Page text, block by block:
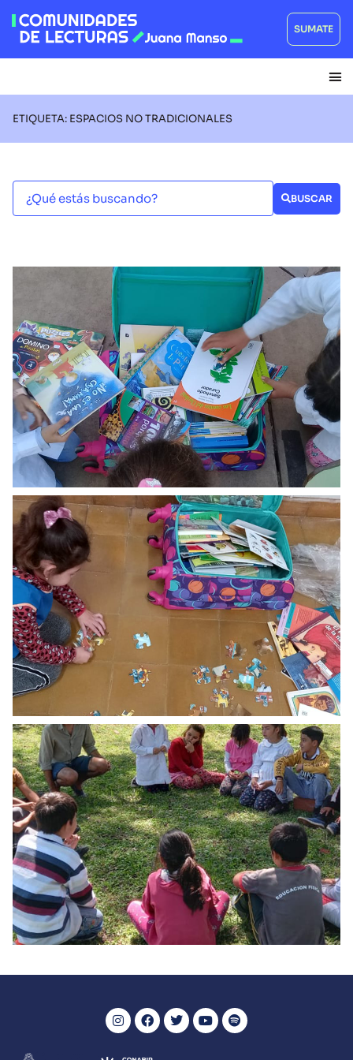
SUMATE
ETIQUETA: ESPACIOS NO TRADICIONALES
BUSCAR
INTERCAMBIO DE EXPERIENCIAS
Servicios circulantes y espacios no
tradicionales
VER MÁS
PROYECTOS DE PROMOCIÓN DE LA LECTURA
Valija y mochilas viajeras: cuentos y
juegos para compartir
PROYECTOS DE PROMOCIÓN DE LA LECTURA
La biblioteca va a la escuela formando
lectores
VER MÁS